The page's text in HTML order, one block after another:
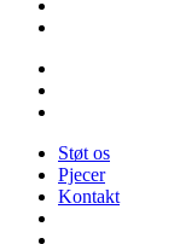
Støt os
Pjecer
Kontakt